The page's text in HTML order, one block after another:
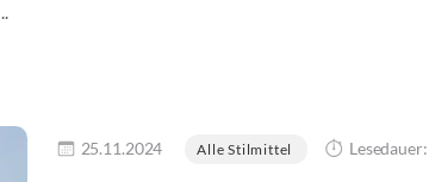
25.11.2024 Alle Stilmittel